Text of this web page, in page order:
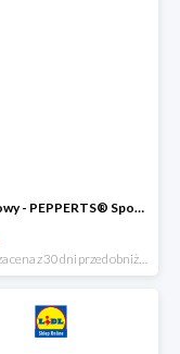
Hit cenowy - PEPPERTS® Spodnie dresowe dziewczęce, 1 para